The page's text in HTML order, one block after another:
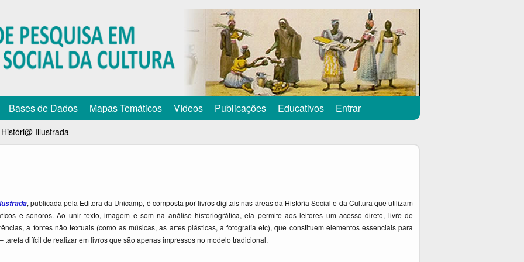
para
o
conteúdo
Bases de Dados Mapas Temáticos Vídeos Publicações Educativos Entrar
Históri@ Illustrada
, publicada pela Editora da Unicamp, é composta por livros digitais nas áreas da História Social e da Cultura que utilizam
e sonoros. Ao unir texto, imagem e som na análise historiográfica, ela permite aos leitores um acesso direto, livre de
a fontes não textuais (como as músicas, as artes plásticas, a fotografia etc), que constituem elementos essenciais para
tarefa difícil de realizar em livros que são apenas impressos no modelo tradicional.